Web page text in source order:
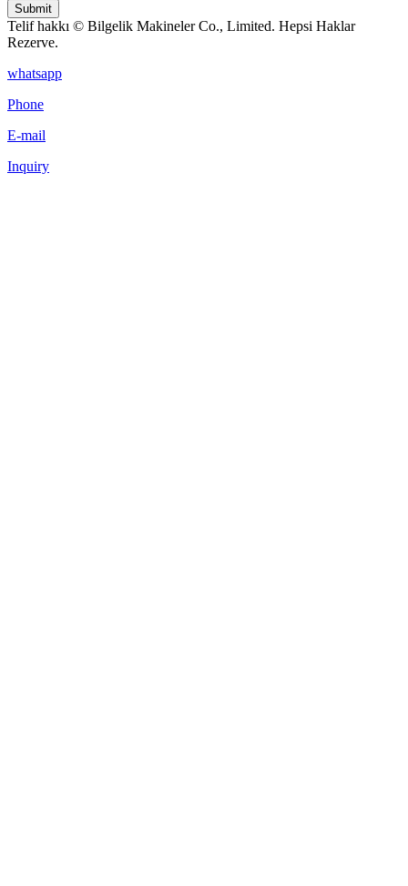
Submit
Telif hakkı © Bilgelik Makineler Co., Limited. Hepsi Haklar
Rezerve.
whatsapp
Phone
E-mail
Inquiry